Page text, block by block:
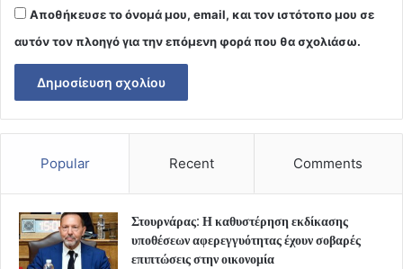
Αποθήκευσε το όνομά μου, email, και τον ιστότοπο μου σε
αυτόν τον πλοηγό για την επόμενη φορά που θα σχολιάσω.
Popular Recent Comments
Στουρνάρας: Η καθυστέρηση εκδίκασης
υποθέσεων αφερεγγυότητας έχουν σοβαρές
επιπτώσεις στην οικονομία